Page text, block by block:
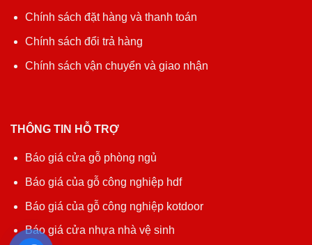
Chính sách đặt hàng và thanh toán
Chính sách đổi trả hàng
Chính sách vận chuyển và giao nhận
THÔNG TIN HỖ TRỢ
Báo giá cửa gỗ phòng ngủ
Báo giá của gỗ công nghiệp hdf
Báo giá của gỗ công nghiệp kotdoor
Báo giá cửa nhựa nhà vệ sinh